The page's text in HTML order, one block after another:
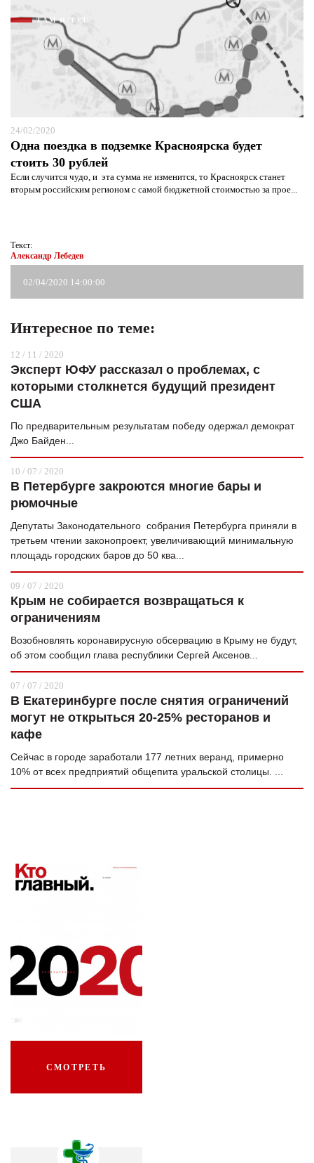
ТАМ И ТУТ
24/02/2020
Одна поездка в подземке Красноярска будет
стоить 30 рублей
Если случится чудо, и эта сумма не изменится, то Красноярск станет
вторым российским регионом с самой бюджетной стоимостью за прое...
Текст:
Александр Лебедев
02/04/2020 14:00:00
Интересное по теме:
12 / 11 / 2020
Эксперт ЮФУ рассказал о проблемах, с
которыми столкнется будущий президент
США
По предварительным результатам победу одержал демократ
Джо Байден...
10 / 07 / 2020
В Петербурге закроются многие бары и
рюмочные
Депутаты Законодательного собрания Петербурга приняли в
третьем чтении законопроект, увеличивающий минимальную
площадь городских баров до 50 ква...
09 / 07 / 2020
Крым не собирается возвращаться к
ограничениям
Возобновлять коронавирусную обсервацию в Крыму не будут,
об этом сообщил глава республики Сергей Аксенов...
07 / 07 / 2020
В Екатеринбурге после снятия ограничений
могут не открыться 20-25% ресторанов и
кафе
Сейчас в городе заработали 177 летних веранд, примерно
10% от всех предприятий общепита уральской столицы. ...
СМОТРЕТЬ